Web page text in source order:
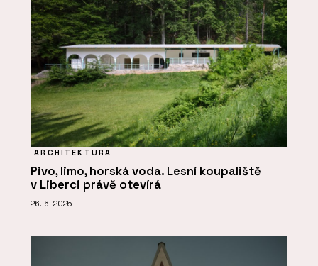
ARCHITEKTURA
Pivo, limo, horská voda. Lesní koupaliště
v Liberci právě otevírá
26. 6. 2025